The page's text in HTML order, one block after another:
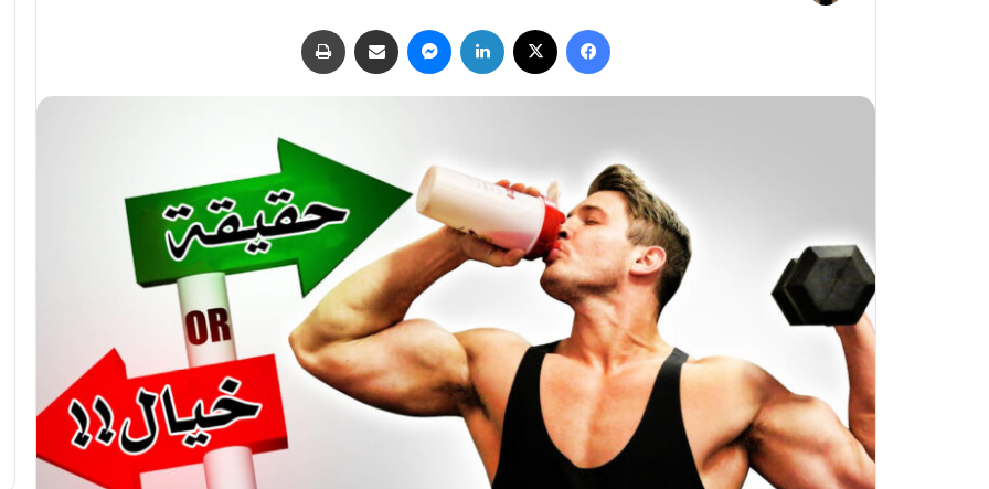
فيسبوك لينكدإن ماسنجر مشاركة عبر البريد